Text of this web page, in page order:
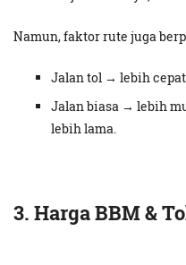
Namun, faktor rute juga
Jalan tol → lebih
Jalan biasa → lebih
lebih lama.
3. Harga BBM &